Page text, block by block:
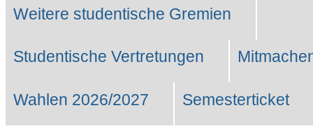
Weitere studentische Gremien
Studentische Vertretungen
Wahlen 2026/2027 Semesterticket